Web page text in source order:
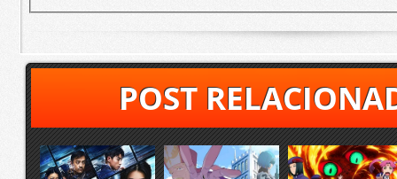
POST